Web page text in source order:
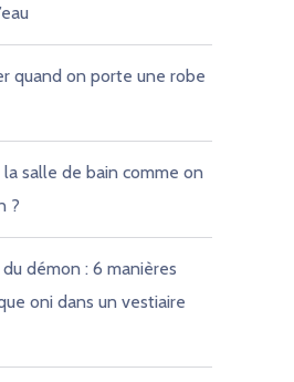
quand on porte une robe
salle de bain comme on
?
démon : 6 manières
oni dans un vestiaire